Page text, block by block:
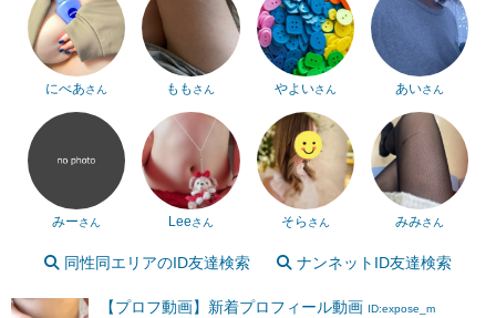
にべあさん もも さん やよいさん あいさん
みーさん Leeさん そら さん みみさん
同性同エリアのID友達検索 ナンネットID友達検索
【プロフ動画】新着プロフィール動画 ID:expose_m